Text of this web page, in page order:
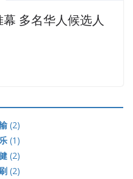
多名华人候选人
(2)
(1)
(2)
(2)